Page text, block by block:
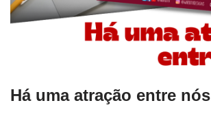
Há uma atração entre